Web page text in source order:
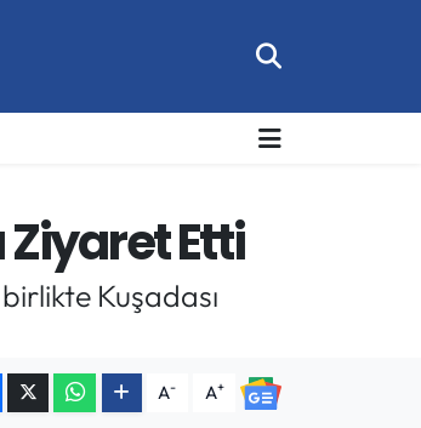
Etti
Kuşadası
A- A+